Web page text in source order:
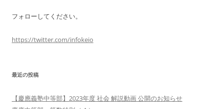
フォローしてください。
https://twitter.com/infokeio
最近の投稿
【慶應義塾中等部】2023年度 社会 解説動画 公開のお知らせ